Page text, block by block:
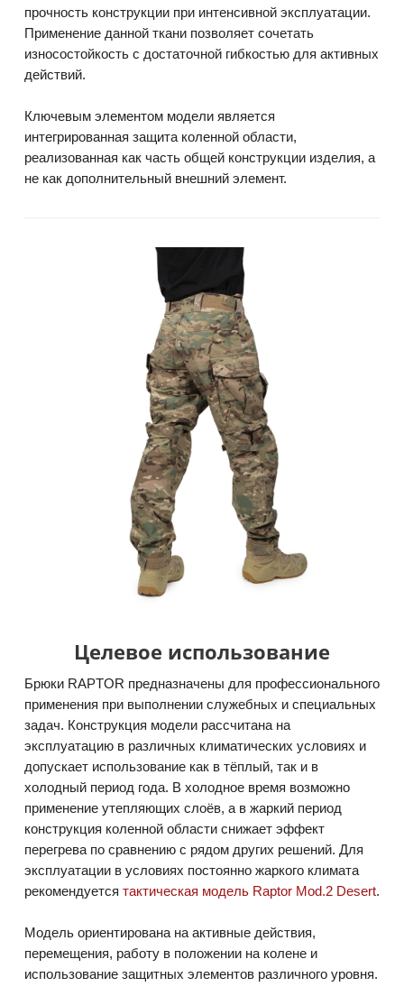
прочность конструкции при интенсивной эксплуатации.
Применение данной ткани позволяет сочетать
износостойкость с достаточной гибкостью для активных
действий.
Ключевым элементом модели является
интегрированная защита коленной области,
реализованная как часть общей конструкции изделия, а
не как дополнительный внешний элемент.
Целевое использование
Брюки RAPTOR предназначены для профессионального
применения при выполнении служебных и специальных
задач. Конструкция модели рассчитана на
эксплуатацию в различных климатических условиях и
допускает использование как в тёплый, так и в
холодный период года. В холодное время возможно
применение утепляющих слоёв, а в жаркий период
конструкция коленной области снижает эффект
перегрева по сравнению с рядом других решений. Для
эксплуатации в условиях постоянно жаркого климата
рекомендуется тактическая модель Raptor Mod.2 Desert.
Модель ориентирована на активные действия,
перемещения, работу в положении на колене и
использование защитных элементов различного уровня.